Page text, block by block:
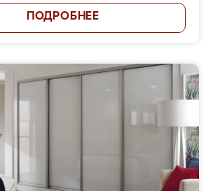
ПОДРОБНЕЕ